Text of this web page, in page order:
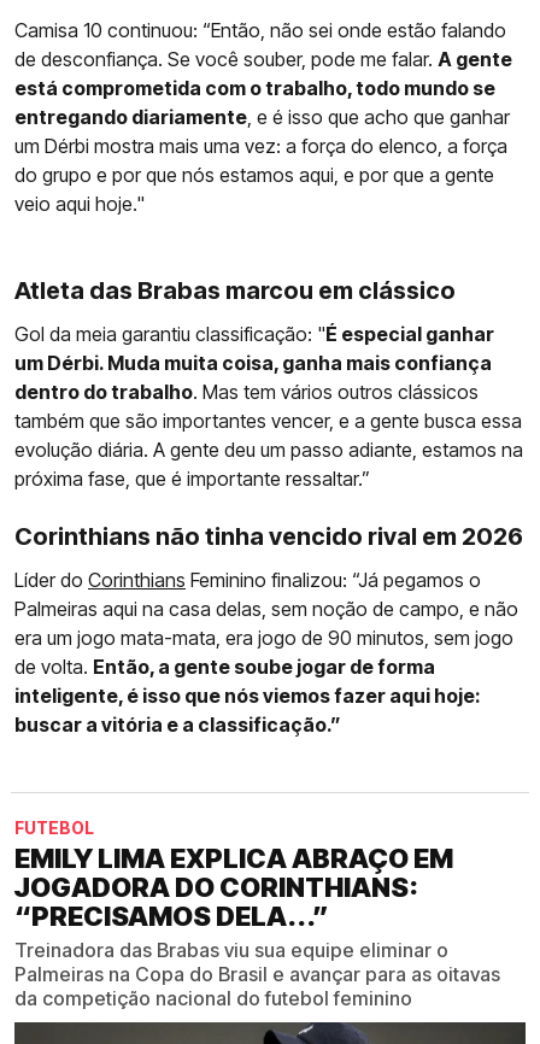
Camisa 10 continuou: “Então, não sei onde estão falando
de desconfiança. Se você souber, pode me falar. A gente
está comprometida com o trabalho, todo mundo se
entregando diariamente , e é isso que acho que ganhar
um Dérbi mostra mais uma vez: a força do elenco, a força
do grupo e por que nós estamos aqui, e por que a gente
veio aqui hoje."
Atleta das Brabas marcou em clássico
Gol da meia garantiu classificação: "É especial ganhar
um Dérbi. Muda muita coisa, ganha mais confiança
dentro do trabalho. Mas tem vários outros clássicos
também que são importantes vencer, e a gente busca essa
evolução diária. A gente deu um passo adiante, estamos na
próxima fase, que é importante ressaltar.”
Corinthians não tinha vencido rival em 2026
Líder do Corinthians Feminino finalizou: “Já pegamos o
Palmeiras aqui na casa delas, sem noção de campo, e não
era um jogo mata-mata, era jogo de 90 minutos, sem jogo
de volta. Então, a gente soube jogar de forma
inteligente, é isso que nós viemos fazer aqui hoje:
buscar a vitória e a classificação.”
FUTEBOL
EMILY LIMA EXPLICA ABRAÇO EM
JOGADORA DO CORINTHIANS:
“PRECISAMOS DELA...”
Treinadora das Brabas viu sua equipe eliminar o
Palmeiras na Copa do Brasil e avançar para as oitavas
da competição nacional do futebol feminino